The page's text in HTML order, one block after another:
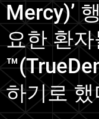
Mercy)’
요한 환
하기로